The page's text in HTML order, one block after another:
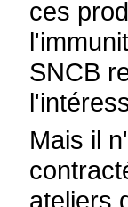
ces
SNCB
Mais il
ateliers